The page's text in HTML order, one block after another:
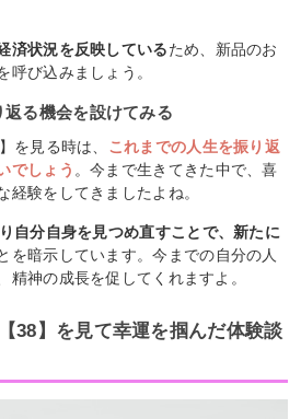
済状況を反映しているため、新品のお
呼び込みましょう。
る機会を設けてみる
を見る時は、 これまでの人生を振り返
でしょう 。今まで生きてきた中で、喜
経験をしてきましたよね。
自分自身を見つめ直すことで、新たに
を暗示しています。今までの自分の人
精神の成長を促してくれますよ。
38】を見て幸運を掴んだ体験談